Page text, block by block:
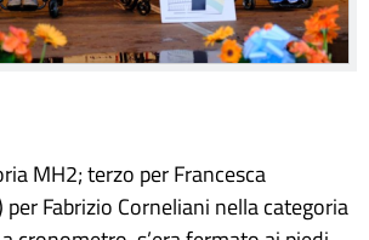
MH2; terzo per Francesca
Fabrizio Corneliani nella categoria